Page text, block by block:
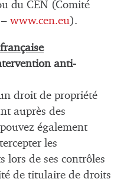
du CEN (Comité
www.cen.eu).
anti-
droit de propriété
auprès des
également
les
lors de ses contrôles
de titulaire de droits